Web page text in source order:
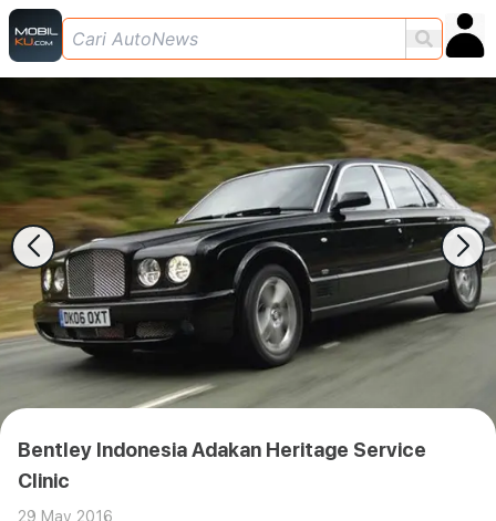
Bentley Indonesia Adakan Heritage Service
Clinic
29 May 2016